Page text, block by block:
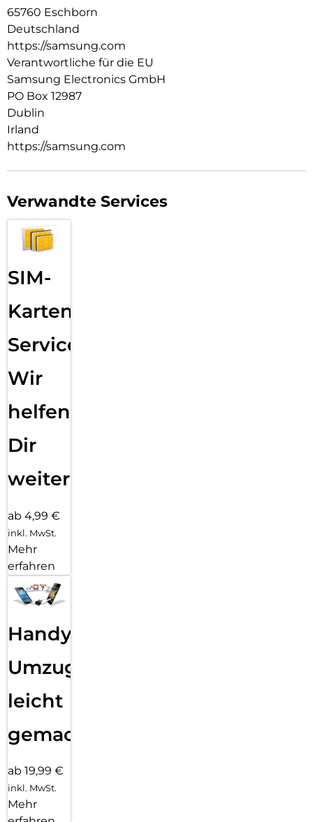
65760 Eschborn
Deutschland
https://samsung.com
Verantwortliche für die EU
Samsung Electronics GmbH
PO Box 12987
Dublin
Irland
https://samsung.com
Verwandte Services
SIM-
Karten
Service:
Wir
helfen
Dir
weiter
ab 4,99 €
inkl. MwSt.
Mehr
erfahren
Handy
Umzug
leicht
gemacht!
ab 19,99 €
inkl. MwSt.
Mehr